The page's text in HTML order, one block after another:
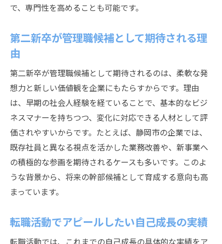
で、専門性を高めることも可能です。
第二新卒が管理職候補として期待される理
由
第二新卒が管理職候補として期待されるのは、柔軟な発
想力と新しい価値観を企業にもたらすからです。理由
は、早期の社会人経験を経ていることで、基本的なビジ
ネスマナーを持ちつつ、変化に対応できる人材として評
価されやすいからです。たとえば、静岡市の企業では、
既存社員と異なる視点を活かした業務改善や、新事業へ
の積極的な参画を期待されるケースも多いです。このよ
うな背景から、将来の幹部候補として育成する意向も高
まっています。
転職活動でアピールしたい自己成長の実績
転職活動では、これまでの自己成長の具体的な実績をア